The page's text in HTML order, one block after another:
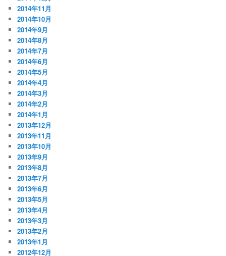
2014年11月
2014年10月
2014年9月
2014年8月
2014年7月
2014年6月
2014年5月
2014年4月
2014年3月
2014年2月
2014年1月
2013年12月
2013年11月
2013年10月
2013年9月
2013年8月
2013年7月
2013年6月
2013年5月
2013年4月
2013年3月
2013年2月
2013年1月
2012年12月